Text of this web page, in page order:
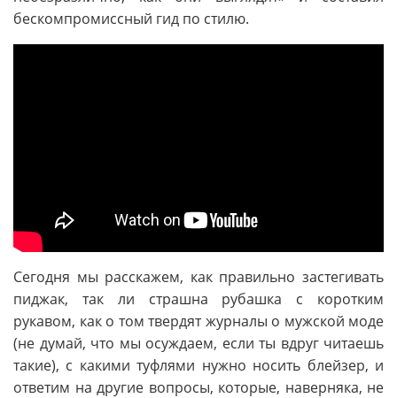
бескомпромиссный гид по стилю.
Сегодня мы расскажем, как правильно застегивать
пиджак, так ли страшна рубашка с коротким
рукавом, как о том твердят журналы о мужской моде
(не думай, что мы осуждаем, если ты вдруг читаешь
такие), с какими туфлями нужно носить блейзер, и
ответим на другие вопросы, которые, наверняка, не